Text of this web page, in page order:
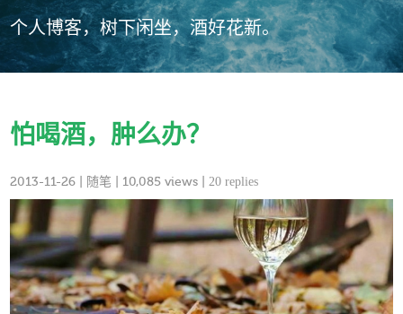
个人博客，树下闲坐，酒好花新。
怕喝酒，肿么办？
2013-11-26 随笔 | 10,085 views |20 replies